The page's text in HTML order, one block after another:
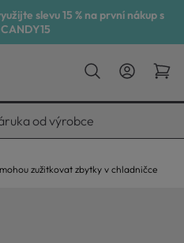
slevu 15 % na první nákup s
od výrobce
zužitkovat zbytky v chladničce